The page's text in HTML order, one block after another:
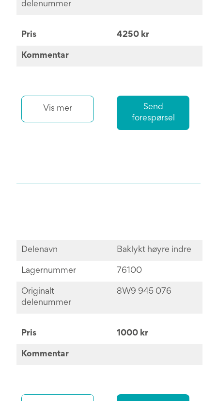
delenummer
Pris 4250 kr
Kommentar
Vis mer
Send
forespørsel
Delenavn Baklykt høyre indre
Lagernummer 76100
Originalt
delenummer
8W9 945 076
Pris 1000 kr
Kommentar